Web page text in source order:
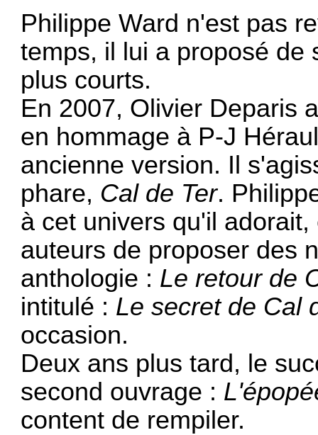
Philippe Ward n'est pas
temps, il lui a proposé de
plus courts.
En 2007, Olivier Deparis
en hommage à P-J
ancienne version. Il
phare, Cal de Ter.
à cet univers qu'il
auteurs de proposer des
anthologie : Le retour de
intitulé : Le secret de Cal
occasion.
Deux ans plus tard, le
second ouvrage :
content de rempiler.